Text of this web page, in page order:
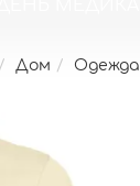
Дом Одежда